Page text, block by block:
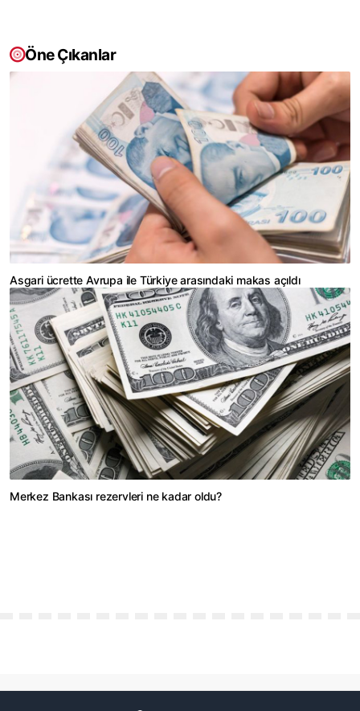
Öne Çıkanlar
Asgari ücrette Avrupa ile Türkiye arasındaki makas açıldı
Merkez Bankası rezervleri ne kadar oldu?